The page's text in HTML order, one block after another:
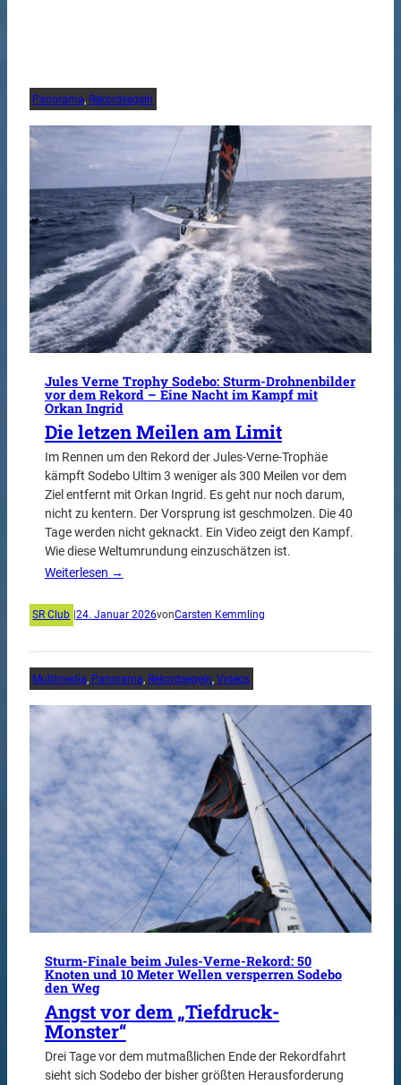
Panorama, Rekordsegeln
Jules Verne Trophy Sodebo: Sturm-Drohnenbilder
vor dem Rekord – Eine Nacht im Kampf mit
Orkan Ingrid
Die letzen Meilen am Limit
Im Rennen um den Rekord der Jules-Verne-Trophäe
kämpft Sodebo Ultim 3 weniger als 300 Meilen vor dem
Ziel entfernt mit Orkan Ingrid. Es geht nur noch darum,
nicht zu kentern. Der Vorsprung ist geschmolzen. Die 40
Tage werden nicht geknackt. Ein Video zeigt den Kampf.
Wie diese Weltumrundung einzuschätzen ist.
Weiterlesen →
SR Club 24. Januar 2026vonCarsten Kemmling
Multimedia, Panorama, Rekordsegeln, Videos
Sturm-Finale beim Jules-Verne-Rekord: 50
Knoten und 10 Meter Wellen versperren Sodebo
den Weg
Angst vor dem „Tiefdruck-
Monster“
Drei Tage vor dem mutmaßlichen Ende der Rekordfahrt
sieht sich Sodebo der bisher größten Herausforderung